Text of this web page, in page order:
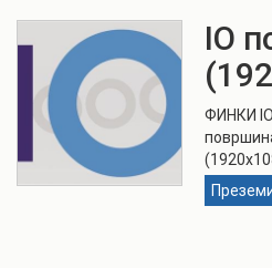
IO
ФИНКИ